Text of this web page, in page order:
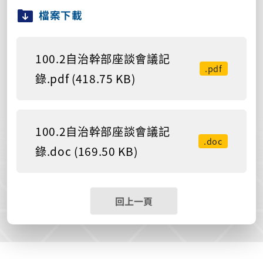
檔案下載
100.2自治幹部座談會議記
錄.pdf (418.75 KB)
.pdf
100.2自治幹部座談會議記
錄.doc (169.50 KB)
.doc
回上一頁